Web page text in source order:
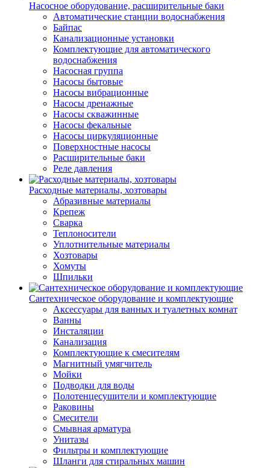
Насосное оборудование, расширительные баки
Автоматические станции водоснабжения
Байпас
Канализационные установки
Комплектующие для автоматического
водоснабжения
Насосная группа
Насосы бытовые
Насосы вибрационные
Насосы дренажные
Насосы скважинные
Насосы фекальные
Насосы циркуляционные
Поверхностные насосы
Расширительные баки
Реле давления
Расходные материалы, хозтовары
Абразивные материалы
Крепеж
Сварка
Теплоносители
Уплотнительные материалы
Хозтовары
Хомуты
Шпильки
Сантехническое оборудование и комплектующие
Аксессуары для ванных и туалетных комнат
Ванны
Инсталяции
Канализация
Комплектующие к смесителям
Магнитный умягчитель
Мойки
Подводки для воды
Полотенцесушители и комплектующие
Раковины
Смесители
Смывная арматура
Унитазы
Фильтры и комплектующие
Шланги для стиральных машин